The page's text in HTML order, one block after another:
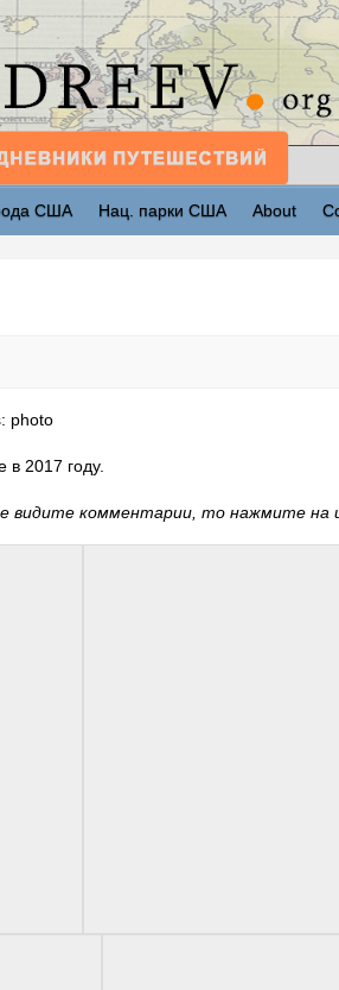
США Нац. парки США About
photo
в 2017 году.
видите комментарии, то нажмите на